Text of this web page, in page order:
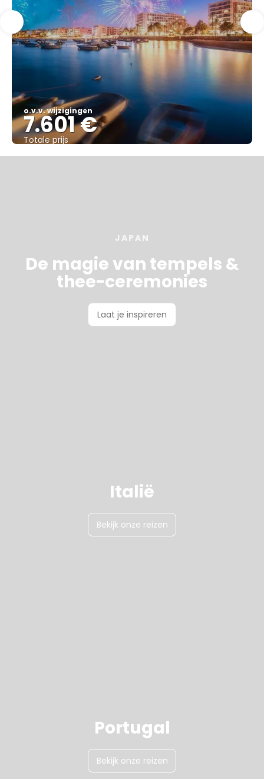
o.v.v. wijzigingen
7.601 €
Totale prijs
Bekijk
JAPAN
De magie van tempels &
thee-ceremonies
Laat je inspireren
Italië
Bekijk onze reizen
Portugal
Bekijk onze reizen